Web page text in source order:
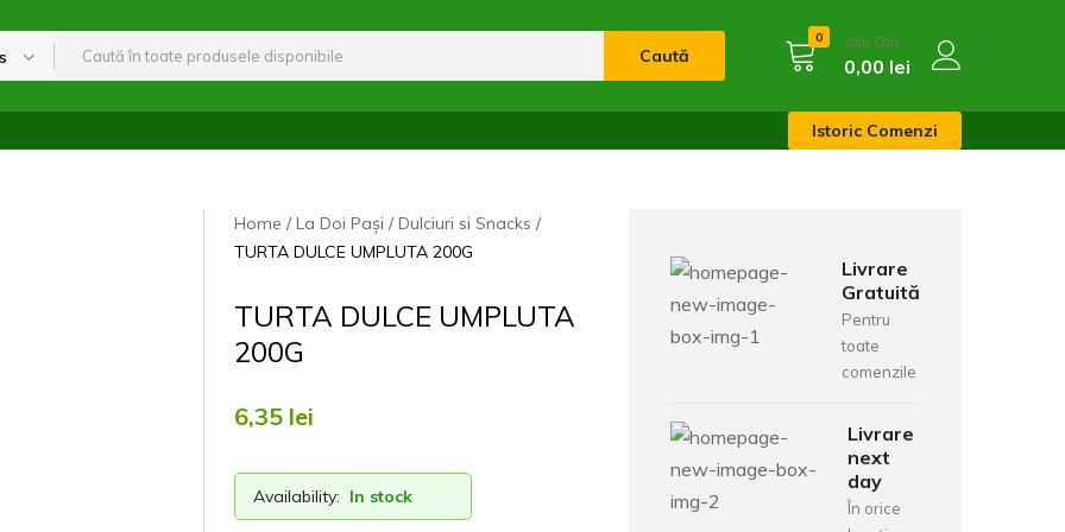
Caută
0 Your Cart
0,00 lei
Istoric Comenzi
Home La Doi Pași
Dulciuri si Snacks
TURTA DULCE UMPLUTA 200G
TURTA DULCE UMPLUTA
200G
6,35 lei
Availability: In stock
Livrare
Gratuită
Pentru
toate
comenzile
Livrare
next
day
În orice